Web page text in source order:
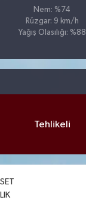
Nem: %74
Rüzgar: 9 km/h
Yağış Olasılığı: %88
Tehlikeli